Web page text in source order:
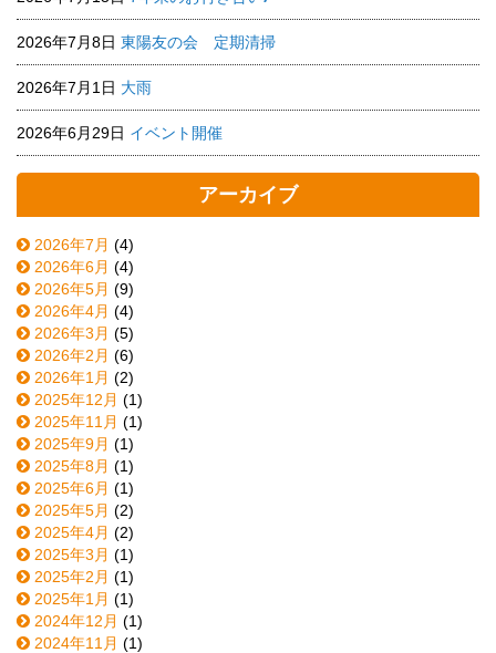
2026年7月8日 東陽友の会 定期清掃
2026年7月1日 大雨
2026年6月29日 イベント開催
アーカイブ
2026年7月 (4)
2026年6月 (4)
2026年5月 (9)
2026年4月 (4)
2026年3月 (5)
2026年2月 (6)
2026年1月 (2)
2025年12月 (1)
2025年11月 (1)
2025年9月 (1)
2025年8月 (1)
2025年6月 (1)
2025年5月 (2)
2025年4月 (2)
2025年3月 (1)
2025年2月 (1)
2025年1月 (1)
2024年12月 (1)
2024年11月 (1)